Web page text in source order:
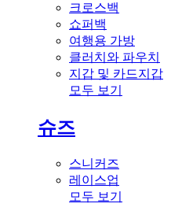
크로스백
쇼퍼백
여행용 가방
클러치와 파우치
지갑 및 카드지갑
모두 보기
슈즈
스니커즈
레이스업
모두 보기